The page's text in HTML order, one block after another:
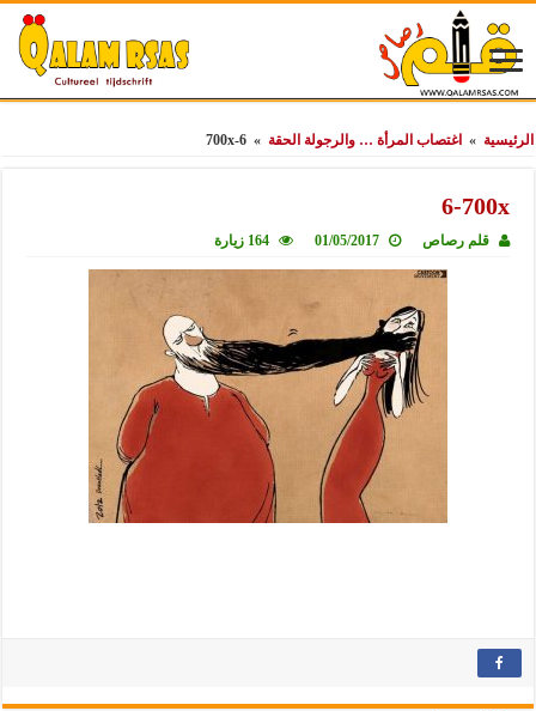
الرئيسية » اغتصاب المرأة … والرجولة الحقة »
6-700x
6-700x
قلم رصاص 01/05/2017 164 زيارة